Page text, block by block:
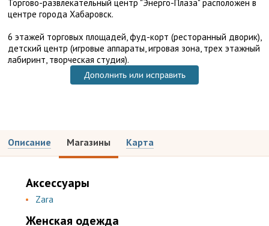
Торгово-развлекательный центр "Энерго-Плаза" расположен в
центре города Хабаровск.
6 этажей торговых площадей, фуд-корт (ресторанный дворик),
детский центр (игровые аппараты, игровая зона, трех этажный
лабиринт, творческая студия).
Дополнить или исправить
Описание Магазины Карта
Аксессуары
Zara
Женская одежда